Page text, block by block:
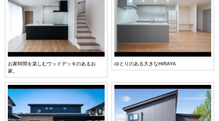
お家時間を楽しむウッドデッキのあるお
家。
ゆとりのある大きなHIRAYA